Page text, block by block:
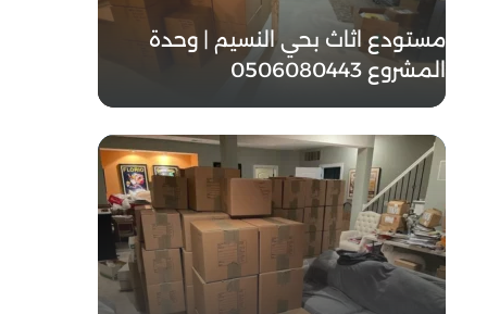
مستودع اثاث بحي النسيم | وحدة
المشروع 0506080443